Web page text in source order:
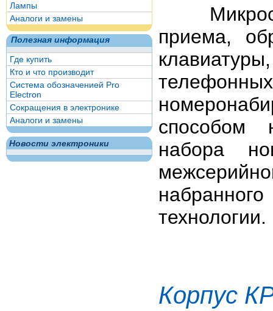
Лампы
Аналоги и замены
Полезная информация
Где купить
Кто и что производит
Система обозначенией Pro
Electron
Сокращения в электронике
Аналоги и замены
Новости электроники
приема,
способом
набора
Корпус